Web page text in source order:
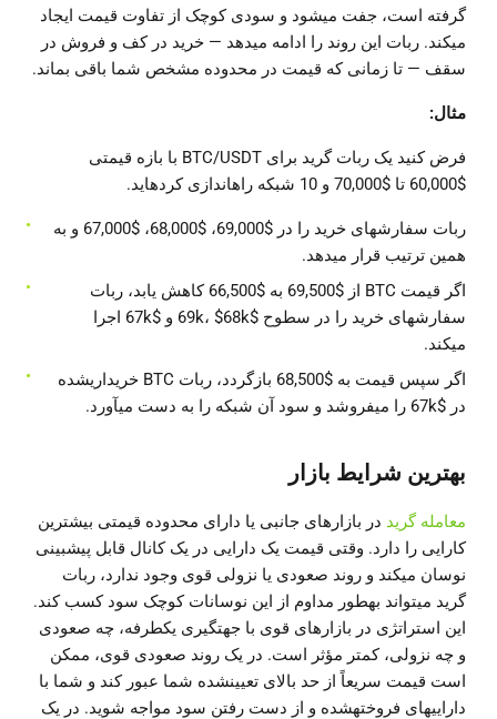
گرفته است، جفت میشود و سودی کوچک از تفاوت قیمت ایجاد
میکند. ربات این روند را ادامه میدهد — خرید در کف و فروش در
سقف — تا زمانی که قیمت در محدوده مشخص شما باقی بماند.
مثال:
فرض کنید یک ربات گرید برای BTC/USDT با بازه قیمتی
$60,000 تا $70,000 و 10 شبکه راهاندازی کردهاید.
ربات سفارشهای خرید را در $69,000، $68,000، $67,000 و به
همین ترتیب قرار میدهد.
اگر قیمت BTC از $69,500 به $66,500 کاهش یابد، ربات
سفارشهای خرید را در سطوح $69k، $68k و $67k اجرا
میکند.
اگر سپس قیمت به $68,500 بازگردد، ربات BTC خریداریشده
در $67k را میفروشد و سود آن شبکه را به دست میآورد.
بهترین شرایط بازار
معامله گرید در بازارهای جانبی یا دارای محدوده قیمتی بیشترین
کارایی را دارد. وقتی قیمت یک دارایی در یک کانال قابل پیشبینی
نوسان میکند و روند صعودی یا نزولی قوی وجود ندارد، ربات
گرید میتواند بهطور مداوم از این نوسانات کوچک سود کسب کند.
این استراتژی در بازارهای قوی با جهتگیری یکطرفه، چه صعودی
و چه نزولی، کمتر مؤثر است. در یک روند صعودی قوی، ممکن
است قیمت سریعاً از حد بالای تعیینشده شما عبور کند و شما با
داراییهای فروختهشده و از دست رفتن سود مواجه شوید. در یک